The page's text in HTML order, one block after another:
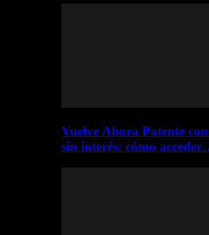
Vuelve Ahora Patente
sin interés: cómo